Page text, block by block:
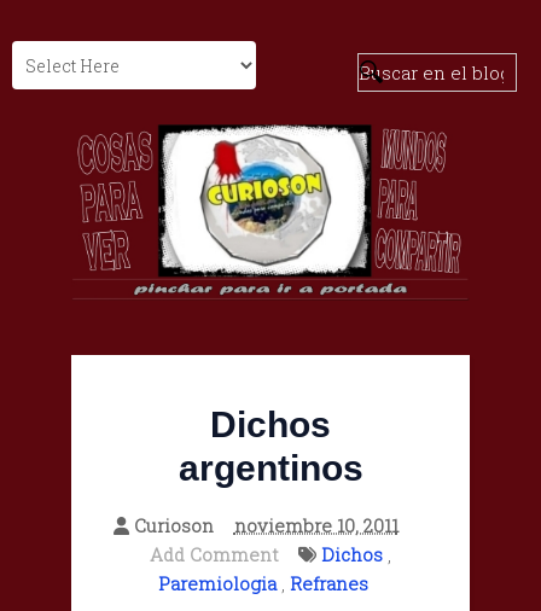
Dichos
argentinos
Curioson
noviembre 10, 2011
Add Comment
Dichos ,
Paremiologia, Refranes